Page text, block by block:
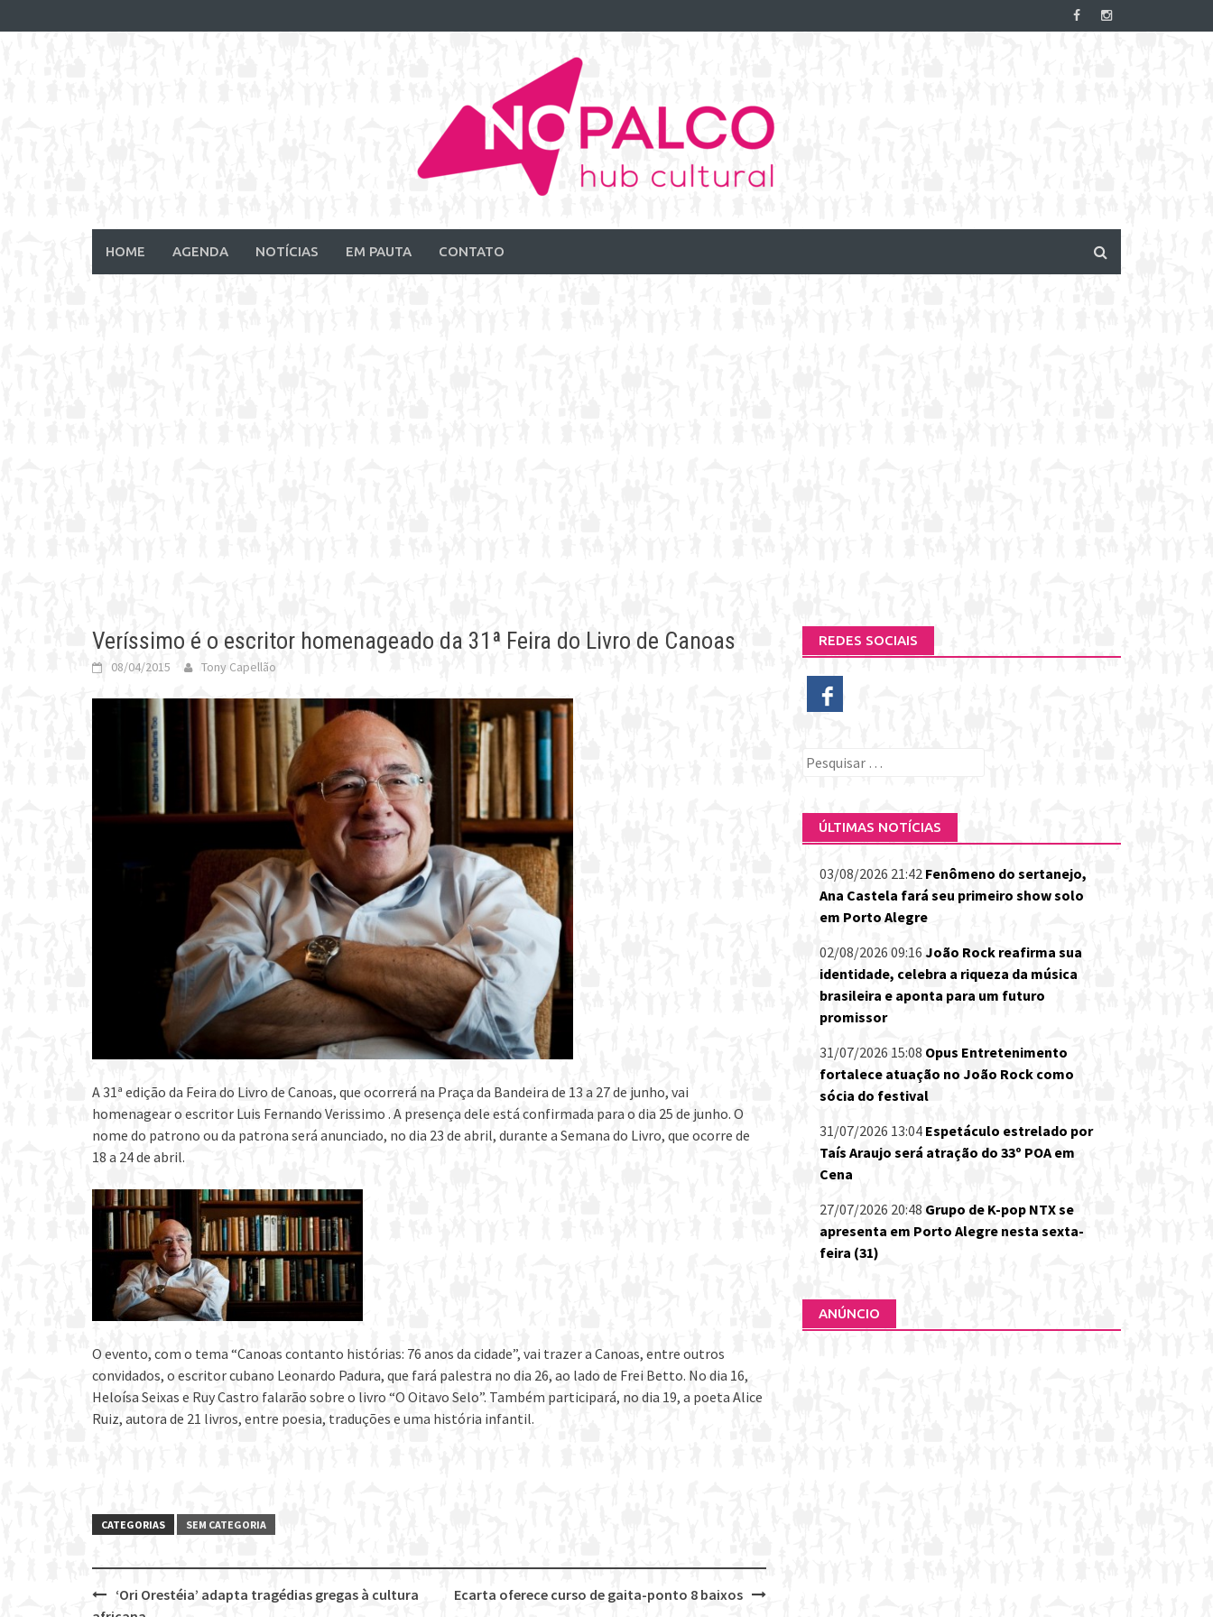
to
HOME AGENDA NOTÍCIAS EM PAUTA CONTATO
Veríssimo é o escritor homenageado da 31ª Feira do Livro de Canoas
08/04/2015 Tony Capellão
A 31ª edição da Feira do Livro de Canoas, que ocorrerá na Praça da Bandeira de 13 a 27 de junho, vai
homenagear o escritor Luis Fernando Verissimo . A presença dele está confirmada para o dia 25 de junho. O
nome do patrono ou da patrona será anunciado, no dia 23 de abril, durante a Semana do Livro, que ocorre de
18 a 24 de abril.
O evento, com o tema “Canoas contanto histórias: 76 anos da cidade”, vai trazer a Canoas, entre outros
convidados, o escritor cubano Leonardo Padura, que fará palestra no dia 26, ao lado de Frei Betto. No dia 16,
Heloísa Seixas e Ruy Castro falarão sobre o livro “O Oitavo Selo”. Também participará, no dia 19, a poeta Alice
Ruiz, autora de 21 livros, entre poesia, traduções e uma história infantil.
CATEGORIAS SEM CATEGORIA
Ecarta oferece curso de gaita-ponto 8 baixos
‘Ori Orestéia’ adapta tragédias gregas à cultura
REDES SOCIAIS
Pesquisar
ÚLTIMAS NOTÍCIAS
03/08/2026 21:42 Fenômeno do sertanejo,
Ana Castela fará seu primeiro show solo
em Porto Alegre
02/08/2026 09:16 João Rock reafirma sua
identidade, celebra a riqueza da música
brasileira e aponta para um futuro
promissor
31/07/2026 15:08 Opus Entretenimento
fortalece atuação no João Rock como
sócia do festival
31/07/2026 13:04 Espetáculo estrelado por
Taís Araujo será atração do 33º POA em
Cena
27/07/2026 20:48 Grupo de K-pop NTX se
apresenta em Porto Alegre nesta sexta-
feira (31)
ANÚNCIO